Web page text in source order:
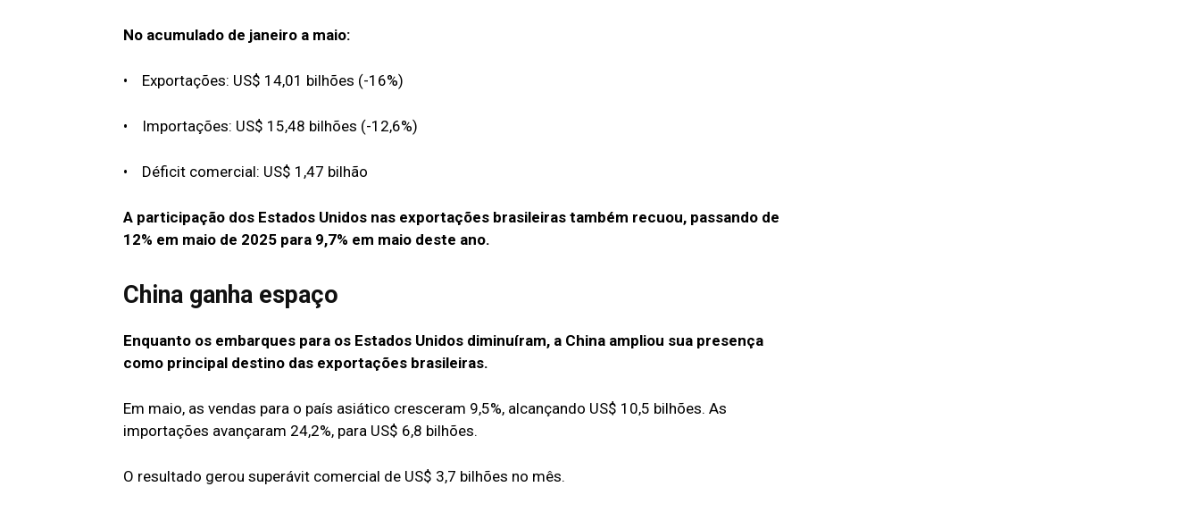
No acumulado de janeiro a maio:
• Exportações: US$ 14,01 bilhões (-16%)
• Importações: US$ 15,48 bilhões (-12,6%)
• Déficit comercial: US$ 1,47 bilhão
A participação dos Estados Unidos nas exportações brasileiras também recuou, passando de
12% em maio de 2025 para 9,7% em maio deste ano.
China ganha espaço
Enquanto os embarques para os Estados Unidos diminuíram, a China ampliou sua presença
como principal destino das exportações brasileiras.
Em maio, as vendas para o país asiático cresceram 9,5%, alcançando US$ 10,5 bilhões. As
importações avançaram 24,2%, para US$ 6,8 bilhões.
O resultado gerou superávit comercial de US$ 3,7 bilhões no mês.